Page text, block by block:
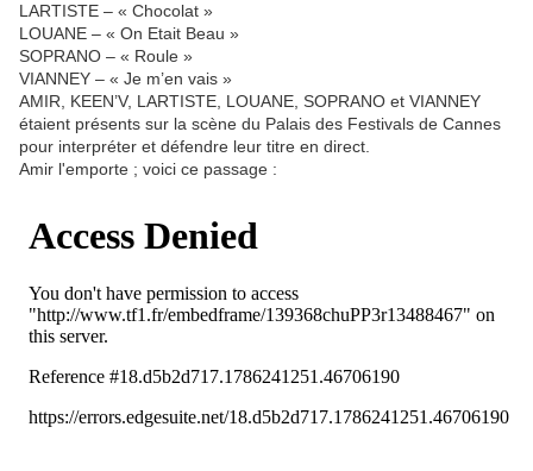
LARTISTE – « Chocolat »
LOUANE – « On Etait Beau »
SOPRANO – « Roule »
VIANNEY – « Je m’en vais »
AMIR, KEEN’V, LARTISTE, LOUANE, SOPRANO et VIANNEY
étaient présents sur la scène du Palais des Festivals de Cannes
pour interpréter et défendre leur titre en direct.
Amir l'emporte ; voici ce passage :